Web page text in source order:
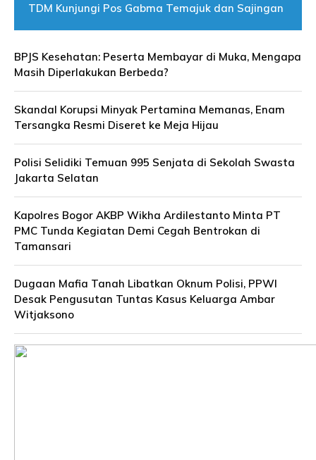
TDM Kunjungi Pos Gabma Temajuk dan Sajingan
BPJS Kesehatan: Peserta Membayar di Muka, Mengapa
Masih Diperlakukan Berbeda?
Skandal Korupsi Minyak Pertamina Memanas, Enam
Tersangka Resmi Diseret ke Meja Hijau
Polisi Selidiki Temuan 995 Senjata di Sekolah Swasta
Jakarta Selatan
Kapolres Bogor AKBP Wikha Ardilestanto Minta PT
PMC Tunda Kegiatan Demi Cegah Bentrokan di
Tamansari
Dugaan Mafia Tanah Libatkan Oknum Polisi, PPWI
Desak Pengusutan Tuntas Kasus Keluarga Ambar
Witjaksono